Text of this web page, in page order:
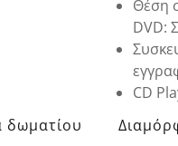
Θέση
DVD:
CD
δωματίου